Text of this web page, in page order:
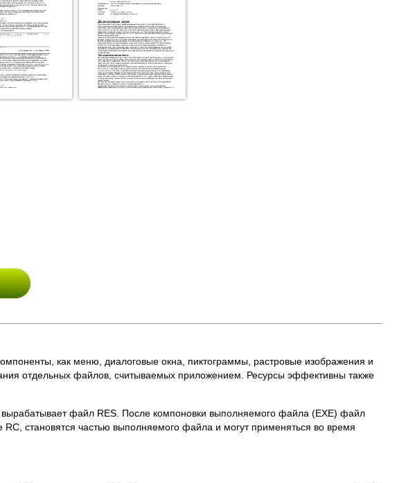
как меню, диалоговые окна, пиктограммы, растровые изображения и
отдельных файлов, считываемых приложением. Ресурсы эффективны также
вырабатывает файл RES. После компоновки выполняемого файла (ЕХЕ) файл
становятся частью выполняемого файла и могут применяться во время